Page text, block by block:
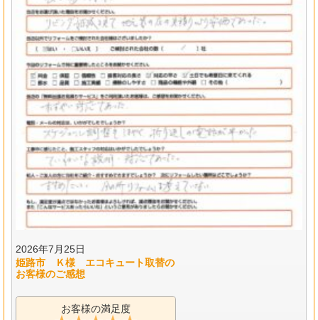
2026年7月25日
姫路市 Ｋ様 エコキュート取替の
お客様のご感想
お客様の満足度